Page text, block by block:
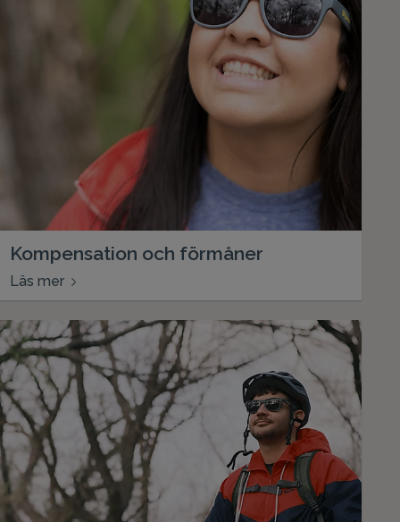
Kompensation och förmåner
Läs mer